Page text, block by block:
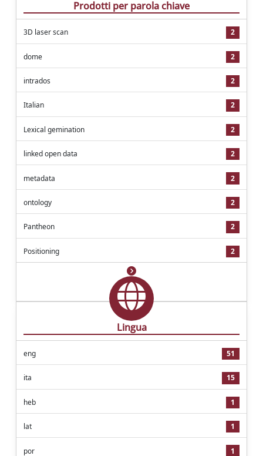
Prodotti per parola chiave
3D laser scan 2
dome 2
intrados 2
Italian 2
Lexical gemination 2
linked open data 2
metadata 2
ontology 2
Pantheon 2
Positioning 2
Lingua
eng 51
ita 15
heb 1
lat 1
por 1